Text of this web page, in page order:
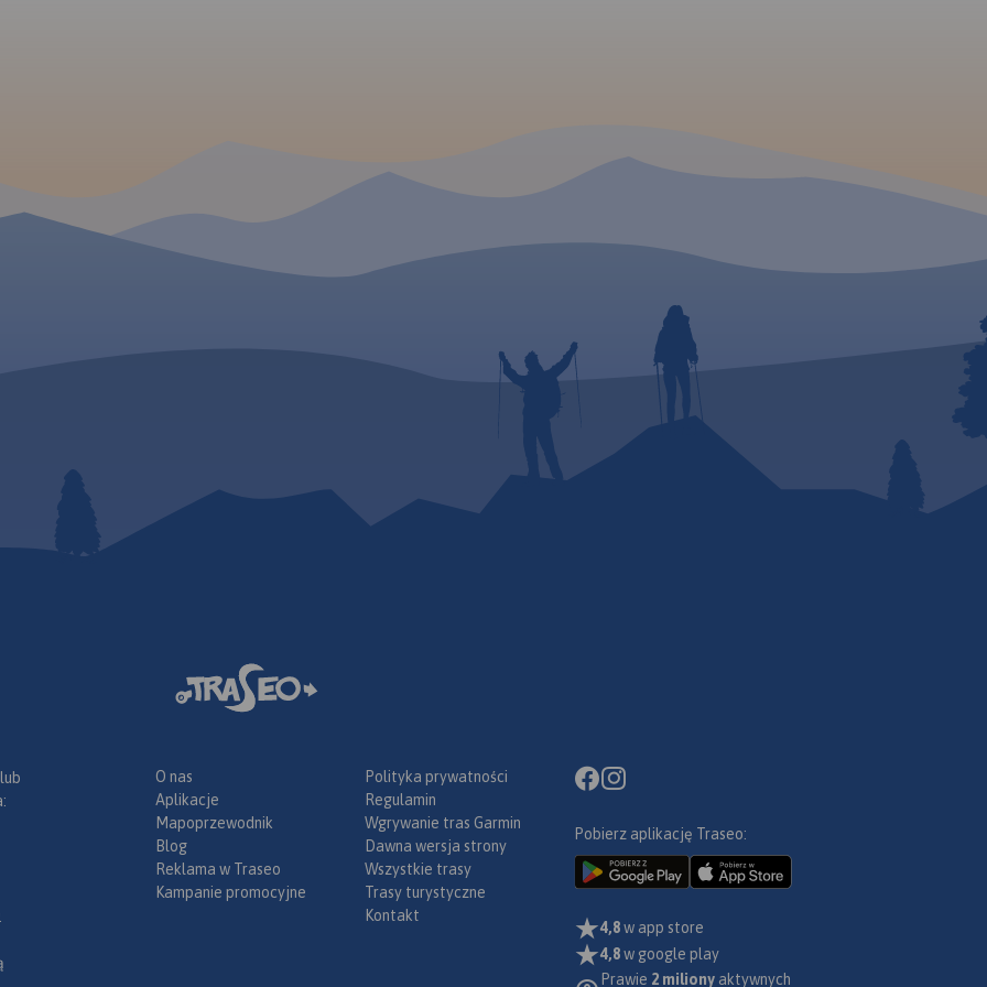
O nas
Aplikacje
Mapoprzewodnik
Blog
Reklama w Traseo
Kampanie promocyjne
Polityka prywatności
Regulamin
Wgrywanie tras Garmin
Dawna wersja strony
Wszystkie trasy
Trasy turystyczne
Kontakt
Pobierz aplikację Traseo:
4,8w app store
4,8w google play
Prawie 2 miliony aktywnych